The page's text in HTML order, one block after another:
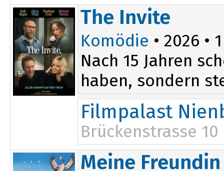
19:46
The Invite
Komödie • 2026 •
Nach 15 Jahren
haben, sondern
Filmpalast
Brückenstrasse 10
19:45
Meine